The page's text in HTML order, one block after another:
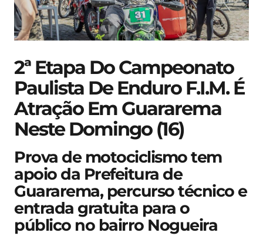
2ª Etapa Do Campeonato
Paulista De Enduro F.I.M. É
Atração Em Guararema
Neste Domingo (16)
Prova de motociclismo tem
apoio da Prefeitura de
Guararema, percurso técnico e
entrada gratuita para o
público no bairro Nogueira